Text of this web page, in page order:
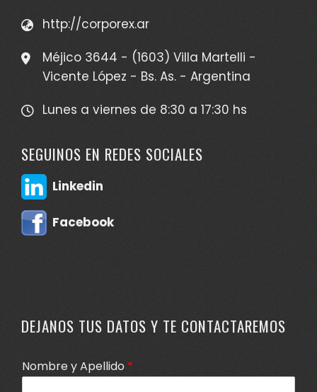
http://corporex.ar
Méjico 3644 - (1603) Villa Martelli -
Vicente López - Bs. As. - Argentina
Lunes a viernes de 8:30 a 17:30 hs
SEGUINOS EN REDES SOCIALES
Linkedin
Facebook
DEJANOS TUS DATOS Y TE CONTACTAREMOS
Nombre y Apellido *